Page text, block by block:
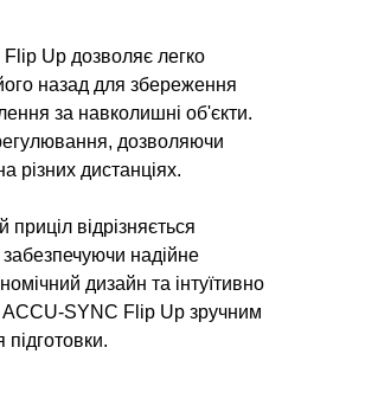
Flip Up дозволяє легко
назад для збереження
за навколишні об'єкти.
дозволяючи
різних дистанціях.
відрізняється
забезпечуючи надійне
дизайн та інтуїтивно
ACCU-SYNC Flip Up зручним
підготовки.